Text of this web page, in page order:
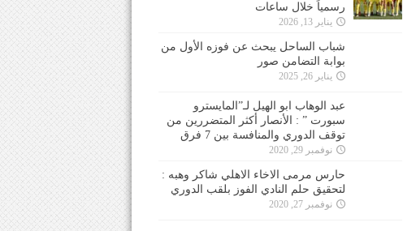
رسمياً خلال ساعات
يناير 13, 2026
شباب الساحل يبحث عن فوزه الأول من
بوابة التضامن صور
يناير 26, 2025
عبد الوهاب ابو الهيل لـ”المايسترو
سبورت ” : الأنصار أكثر المتضررين من
توقف الدوري والمنافسة بين 7 فرق
نوفمبر 29, 2020
حارس مرمى الاخاء الاهلي شاكر وهبه :
لتحقيق حلم النادي الفوز بلقب الدوري
نوفمبر 27, 2020